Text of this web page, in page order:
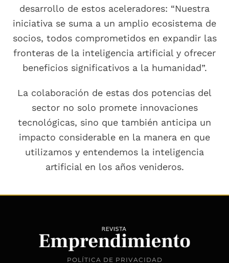
desarrollo de estos aceleradores: “Nuestra
iniciativa se suma a un amplio ecosistema de
socios, todos comprometidos en expandir las
fronteras de la inteligencia artificial y ofrecer
beneficios significativos a la humanidad”.
La colaboración de estas dos potencias del
sector no solo promete innovaciones
tecnológicas, sino que también anticipa un
impacto considerable en la manera en que
utilizamos y entendemos la inteligencia
artificial en los años venideros.
POLÍTICA DE PRIVACIDAD